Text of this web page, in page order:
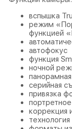
вспышка
режим
функцией
автофокус
функция
ночной
серийная
привязка
коррекция